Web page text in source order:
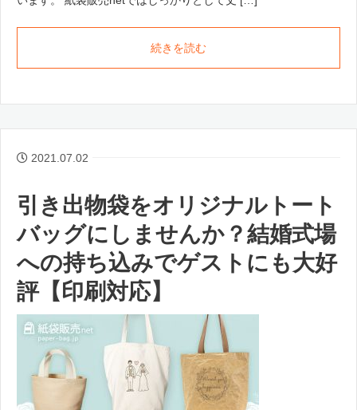
続きを読む
2021.07.02
引き出物袋をオリジナルトート
バッグにしませんか？結婚式場
への持ち込みでゲストにも大好
評【印刷対応】